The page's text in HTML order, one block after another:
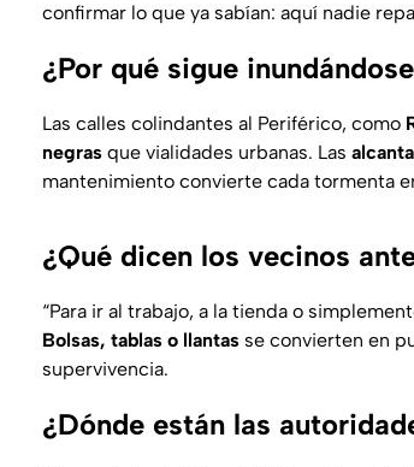
confirmar lo que ya sabían: aquí nadie
¿Por qué sigue
Las calles colindantes al Periférico, como
negras que vialidades urbanas. Las
mantenimiento convierte cada tormenta
¿Qué dicen los vecinos
“Para ir al trabajo, a la tienda o
Bolsas, tablas o llantas se convierten en
supervivencia.
¿Dónde están las